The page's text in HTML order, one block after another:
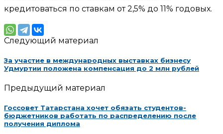
кредитоваться по ставкам от 2,5% до 11% годовых.
Следующий материал
За участие в международных выставках бизнесу
Удмуртии положена компенсация до 2 млн рублей
Предыдущий материал
Госсовет Татарстана хочет обязать студентов-
бюджетников работать по распределению после
получения диплома